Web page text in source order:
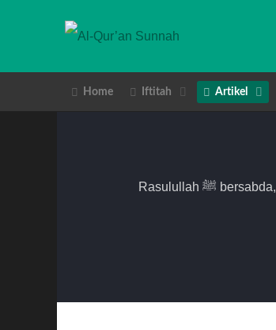
Home Iftitah Artikel
Rasulullah ﷺ bersabda,